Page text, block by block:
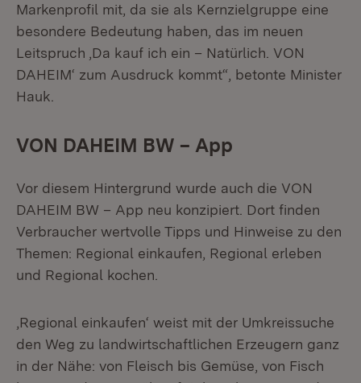
Markenprofil mit, da sie als Kernzielgruppe eine
besondere Bedeutung haben, das im neuen
Leitspruch ‚Da kauf ich ein – Natürlich. VON
DAHEIM‘ zum Ausdruck kommt“, betonte Minister
Hauk.
VON DAHEIM BW – App
Vor diesem Hintergrund wurde auch die VON
DAHEIM BW – App neu konzipiert. Dort finden
Verbraucher wertvolle Tipps und Hinweise zu den
Themen: Regional einkaufen, Regional erleben
und Regional kochen.
‚Regional einkaufen‘ weist mit der Umkreissuche
den Weg zu landwirtschaftlichen Erzeugern ganz
in der Nähe: von Fleisch bis Gemüse, von Fisch